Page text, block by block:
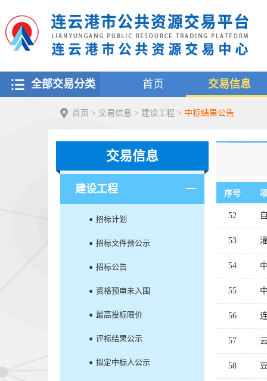
全部交易分类 首页 交易信息
首页 > 交易信息 > 建设工程 > 中标结果公告
交易信息
建设工程
招标计划
招标文件预公示
招标公告
资格预审未入围
最高投标限价
评标结果公示
拟定中标人公示
序号
52
53
54
55
56
57
58